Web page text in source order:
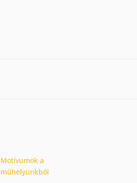
Motívumok a
műhelyünkből